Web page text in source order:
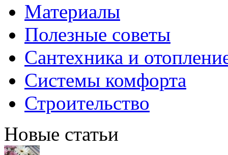
Материалы
Полезные советы
Сантехника и
Системы комфорта
Строительство
Новые статьи